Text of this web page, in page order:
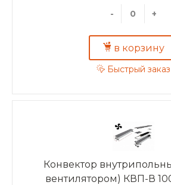
- +
в корзину
Быстрый заказ
Конвектор
вентилятором) КВП-В